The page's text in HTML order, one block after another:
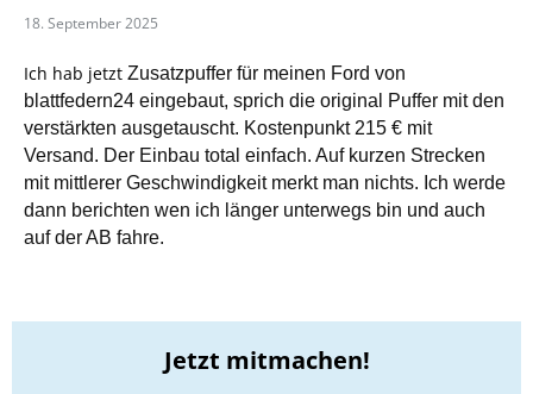
18. September 2025
Ich hab jetzt Zusatzpuffer für meinen Ford von
blattfedern24 eingebaut, sprich die original Puffer mit den
verstärkten ausgetauscht. Kostenpunkt 215 € mit
Versand. Der Einbau total einfach. Auf kurzen Strecken
mit mittlerer Geschwindigkeit merkt man nichts. Ich werde
dann berichten wen ich länger unterwegs bin und auch
auf der AB fahre.
Jetzt mitmachen!